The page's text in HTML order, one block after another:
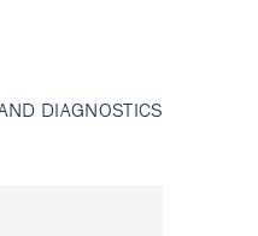
DIAGNOSTICS